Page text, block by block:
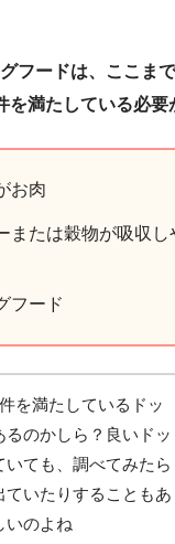
フードは、ここま
を満たしている必要
お肉
または穀物が吸収し
フード
を満たしているドッ
のかしら？良いドッ
ても、調べてみたら
いたりすることもあ
いのよね